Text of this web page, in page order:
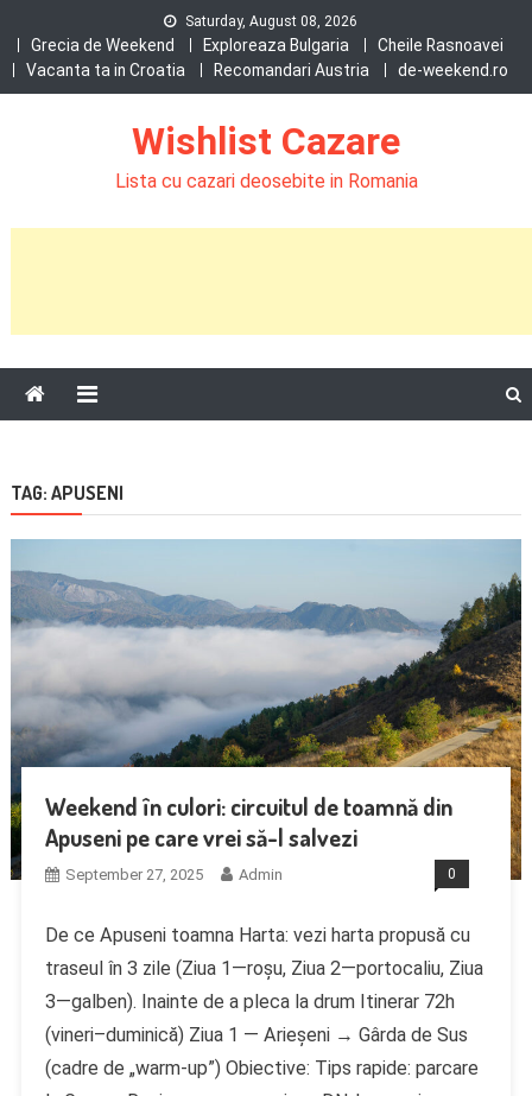
content
Saturday, August 08, 2026
Grecia de Weekend Exploreaza Bulgaria
Cheile Rasnoavei
Vacanta ta in Croatia
Recomandari Austria de-weekend.ro
Wishlist Cazare
Lista cu cazari deosebite in Romania
TAG: APUSENI
Weekend în culori: circuitul de toamnă din
Apuseni pe care vrei să-l salvezi
September 27, 2025 Admin 0
De ce Apuseni toamna Harta: vezi harta propusă cu
traseul în 3 zile (Ziua 1—roșu, Ziua 2—portocaliu, Ziua
3—galben). Inainte de a pleca la drum Itinerar 72h
(vineri–duminică) Ziua 1 — Arieșeni → Gârda de Sus
(cadre de „warm-up”) Obiective: Tips rapide: parcare